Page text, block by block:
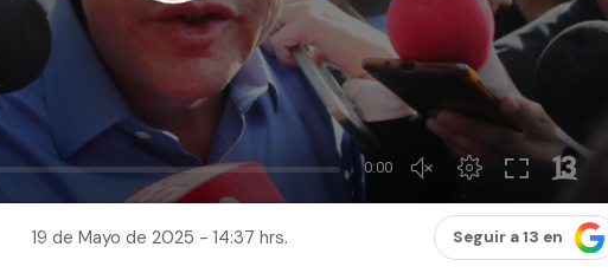
19 de Mayo de 2025 - 14:37 hrs. Seguir a 13 en